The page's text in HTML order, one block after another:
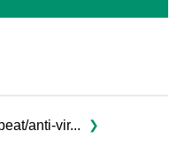
anti-vir...